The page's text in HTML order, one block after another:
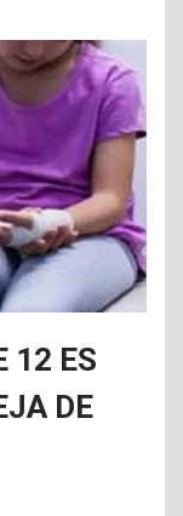
12 ES
DE